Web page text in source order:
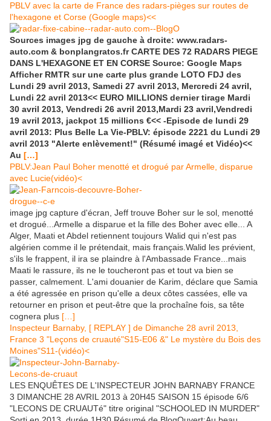
PBLV avec la carte de France des radars-pièges sur routes de
l'hexagone et Corse (Google maps)<<
Sources images jpg de gauche à droite: www.radars-
auto.com & bonplangratos.fr CARTE DES 72 RADARS PIEGE
DANS L'HEXAGONE ET EN CORSE Source: Google Maps
Afficher RMTR sur une carte plus grande LOTO FDJ des
Lundi 29 avril 2013, Samedi 27 avril 2013, Mercredi 24 avril,
Lundi 22 avril 2013<< EURO MILLIONS dernier tirage Mardi
30 avril 2013, Vendredi 26 avril 2013,Mardi 23 avril,Vendredi
19 avril 2013, jackpot 15 millions €<< -Episode de lundi 29
avril 2013: Plus Belle La Vie-PBLV: épisode 2221 du Lundi 29
avril 2013 "Alerte enlèvement!" (Résumé imagé et Vidéo)<<
Au […]
PBLV:Jean Paul Boher menotté et drogué par Armelle, disparue
avec Lucie(vidéo)<
image jpg capture d'écran, Jeff trouve Boher sur le sol, menotté
et drogué...Armelle a disparue et la fille des Boher avec elle... A
Alger, Maati et Abdel retiennent toujours Walid qui n'est pas
algérien comme il le prétendait, mais français.Walid les prévient,
s'ils le frappent, il ira se plaindre à l'Ambassade France...mais
Maati le rassure, ils ne le toucheront pas et tout va bien se
passer, calmement. L'ami douanier de Karim, déclare que Samia
a été agressée en prison qu'elle a deux côtes cassées, elle va
retourner en prison et peut-être que la prochaîne fois, sa tête
cognera plus […]
Inspecteur Barnaby, [ REPLAY ] de Dimanche 28 avril 2013,
France 3 "Leçons de cruauté"S15-E06 &" Le mystère du Bois des
Moines"S11-(vidéo)<
LES ENQUÊTES DE L'INSPECTEUR JOHN BARNABY FRANCE
3 DIMANCHE 28 AVRIL 2013 à 20H45 SAISON 15 épisode 6/6
"LECONS DE CRUAUTé" titre original "SCHOOLED IN MURDER"